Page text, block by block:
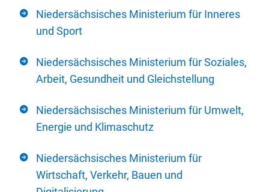
Niedersächsisches Ministerium für Inneres
und Sport
Niedersächsisches Ministerium für Soziales,
Arbeit, Gesundheit und Gleichstellung
Niedersächsisches Ministerium für Umwelt,
Energie und Klimaschutz
Niedersächsisches Ministerium für
Wirtschaft, Verkehr, Bauen und